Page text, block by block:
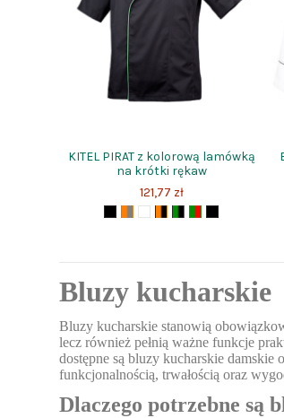
KITEL PIRAT z kolorową lamówką
na krótki rękaw
121,77 zł
Bluzy kucharskie
Bluzy kucharskie stanowią
lecz również pełnią ważne funkcje
dostępne są bluzy kucharskie
funkcjonalnością, trwałością oraz
Dlaczego potrzebne są